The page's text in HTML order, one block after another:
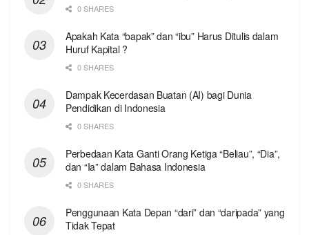
0 SHARES
Apakah Kata “bapak” dan “ibu” Harus Ditulis dalam
Huruf Kapital ?
0 SHARES
Dampak Kecerdasan Buatan (AI) bagi Dunia
Pendidikan di Indonesia
0 SHARES
Perbedaan Kata Ganti Orang Ketiga “Beliau”, “Dia”,
dan “Ia” dalam Bahasa Indonesia
0 SHARES
Penggunaan Kata Depan “dari” dan “daripada” yang
Tidak Tepat